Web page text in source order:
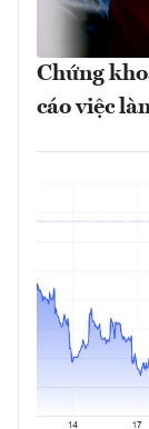
Chứng
cáo việc